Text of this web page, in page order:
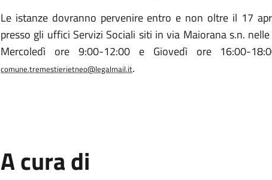
Le istanze dovranno pervenire entro e non oltre il 17
presso gli uffici Servizi Sociali siti in via Maiorana s.n.
Mercoledì ore 9:00-12:00 e Giovedì ore 16:00-
comune.tremestierietneo@legalmail.it.
A cura di